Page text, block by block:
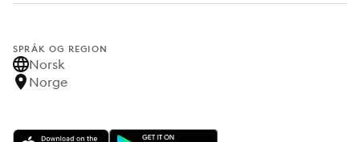
SPRÅK OG REGION
Norsk
Norge